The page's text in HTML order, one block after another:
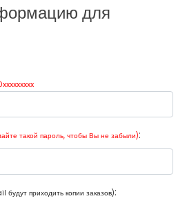
для
такой пароль, чтобы Вы не забыли):
приходить копии заказов):